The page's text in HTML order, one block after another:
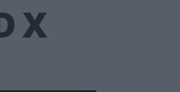
X